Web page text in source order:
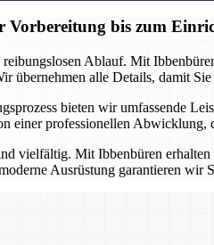
bis zum
Ablauf. Mit
übernehmen alle Details, damit
bieten wir umfassende
einer professionellen
vielfältig. Mit Ibbenbüren
Ausrüstung garantieren